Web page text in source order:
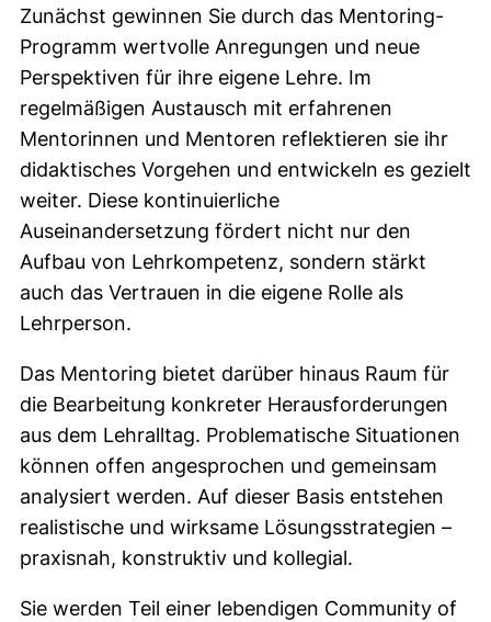
Zunächst gewinnen Sie durch das Mentoring-
Programm wertvolle Anregungen und neue
Perspektiven für ihre eigene Lehre. Im
regelmäßigen Austausch mit erfahrenen
Mentorinnen und Mentoren reflektieren sie ihr
didaktisches Vorgehen und entwickeln es gezielt
weiter. Diese kontinuierliche
Auseinandersetzung fördert nicht nur den
Aufbau von Lehrkompetenz, sondern stärkt
auch das Vertrauen in die eigene Rolle als
Lehrperson.
Das Mentoring bietet darüber hinaus Raum für
die Bearbeitung konkreter Herausforderungen
aus dem Lehralltag. Problematische Situationen
können offen angesprochen und gemeinsam
analysiert werden. Auf dieser Basis entstehen
realistische und wirksame Lösungsstrategien –
praxisnah, konstruktiv und kollegial.
Sie werden Teil einer lebendigen Community of